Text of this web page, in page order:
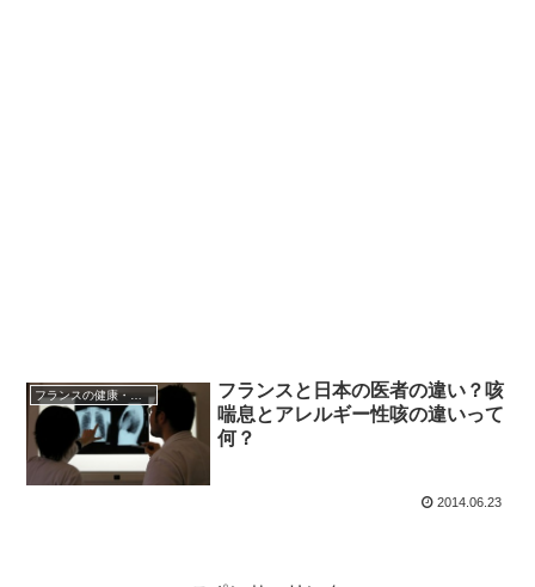
フランスの健康・医療
フランスと日本の医者の違い？咳
喘息とアレルギー性咳の違いって
何？
2014.06.23